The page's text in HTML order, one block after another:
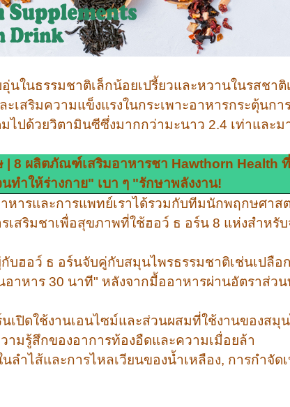
ในธรรมชาติเล็กน้อยเปรี้ยวและหวานในรสชาติ
เสริมความแข็งแรงในกระเพาะอาหารกระตุ้นก
ไปด้วยวิตามินซีซึ่งมากกว่ามะนาว 2.4 เท่าและม
8 ผลิตภัณฑ์เสริมอาหารชา Hawthorn Health ที่
ทำให้ร่างกาย" เบา ๆ "รักษาพลังงาน!
หารและการแพทย์เราได้รวมกับทีมนักพฤกษศาส
เสริมชาเพื่อสุขภาพที่ใช้ฮอว์ ธ อร์น 8 แห่งสำหรั
บฮอว์ ธ อร์นจับคู่กับสมุนไพรธรรมชาติเช่นเปลื
นอาหาร 30 นาที" หลังจากมื้ออาหารผ่านอัตราส่ว
ปิดใช้งานเอนไซม์และส่วนผสมที่ใช้งานของสมุน
ามรู้สึกของอาการท้องอืดและความเมื่อยล้า
ลำไส้และการไหลเวียนของน้ำเหลือง, การกำจัด